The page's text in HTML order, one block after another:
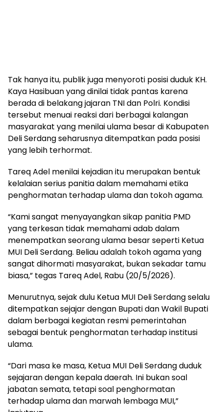
Tak hanya itu, publik juga menyoroti posisi duduk KH.
Kaya Hasibuan yang dinilai tidak pantas karena
berada di belakang jajaran TNI dan Polri. Kondisi
tersebut menuai reaksi dari berbagai kalangan
masyarakat yang menilai ulama besar di Kabupaten
Deli Serdang seharusnya ditempatkan pada posisi
yang lebih terhormat.
Tareq Adel menilai kejadian itu merupakan bentuk
kelalaian serius panitia dalam memahami etika
penghormatan terhadap ulama dan tokoh agama.
“Kami sangat menyayangkan sikap panitia PMD
yang terkesan tidak memahami adab dalam
menempatkan seorang ulama besar seperti Ketua
MUI Deli Serdang. Beliau adalah tokoh agama yang
sangat dihormati masyarakat, bukan sekadar tamu
biasa,” tegas Tareq Adel, Rabu (20/5/2026).
Menurutnya, sejak dulu Ketua MUI Deli Serdang selalu
ditempatkan sejajar dengan Bupati dan Wakil Bupati
dalam berbagai kegiatan resmi pemerintahan
sebagai bentuk penghormatan terhadap institusi
ulama.
“Dari masa ke masa, Ketua MUI Deli Serdang duduk
sejajaran dengan kepala daerah. Ini bukan soal
jabatan semata, tetapi soal penghormatan
terhadap ulama dan marwah lembaga MUI,”